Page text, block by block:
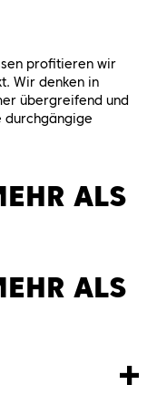
profitieren wir
Wir denken in
übergreifend und
durchgängige
ALS
ALS